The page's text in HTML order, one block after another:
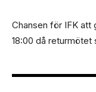
Chansen för IFK att
18:00 då returmötet